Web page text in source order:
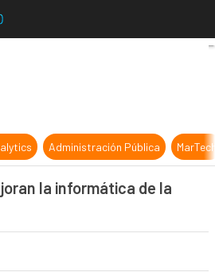
Compusof y HP mejoran la
Administración Pública
la informática de la